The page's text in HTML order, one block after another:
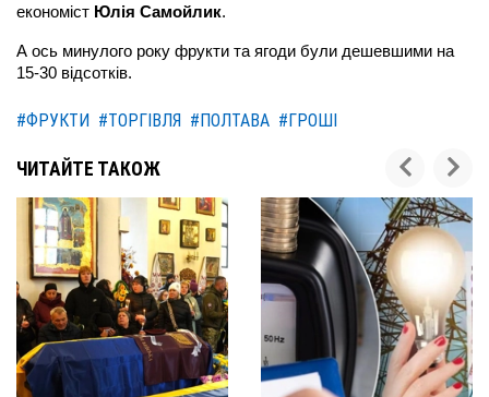
економіст Юлія Самойлик.
А ось минулого року фрукти та ягоди були дешевшими на
15-30 відсотків.
#ФРУКТИ #ТОРГІВЛЯ #ПОЛТАВА #ГРОШІ
ЧИТАЙТЕ ТАКОЖ